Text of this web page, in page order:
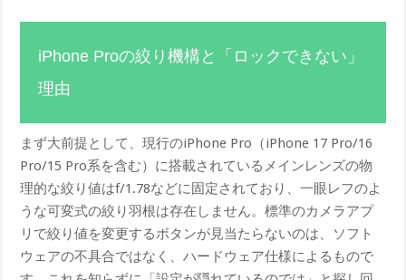
iPhone Proの絞り機構と「ロックできない」
理由
まず大前提として、現行のiPhone Pro（iPhone 17 Pro/16
Pro/15 Pro系を含む）に搭載されているメインレンズの物
理的な絞り値はf/1.78などに固定されており、一眼レフのよ
うな可変式の絞り羽根は存在しません。標準のカメラアプ
リで絞り値を変更するボタンが見当たらないのは、ソフト
ウェアの不具合ではなく、ハードウェア仕様によるもので